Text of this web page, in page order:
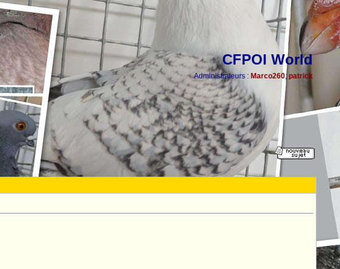
CFPOI World
Administrateurs : Marco260, patrick